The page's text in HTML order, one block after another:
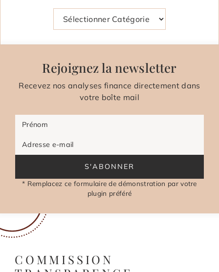
Rejoignez la newsletter
Recevez nos analyses finance directement dans
votre boîte mail
Prénom
Adresse e-mail
S'ABONNER
* Remplacez ce formulaire de démonstration par votre
plugin préféré
COMMISSION